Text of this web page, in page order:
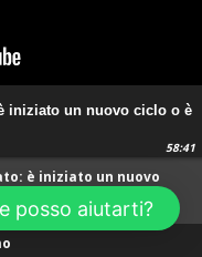
iniziato un nuovo ciclo o è
58:41
è iniziato un nuovo
rimbalzo?
posso aiutarti?